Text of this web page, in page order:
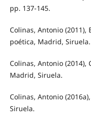
pp. 137-145.
Colinas, Antonio
poética, Madrid, Siruela.
Colinas, Antonio
Madrid, Siruela.
Colinas, Antonio
Siruela.